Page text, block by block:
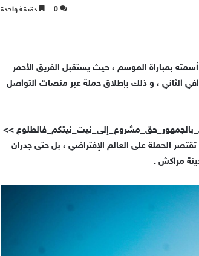
0 دقيقة واحدة
بمباراة الموسم ، حيث يستقبل الفريق الأحمر
منافسات القسم الإحترافي الثاني ، و ذلك بإطلاق حملة عبر منصات التواصل
>>
الحملة على العالم الإفتراضي ، بل حتى جدران
مراكش .